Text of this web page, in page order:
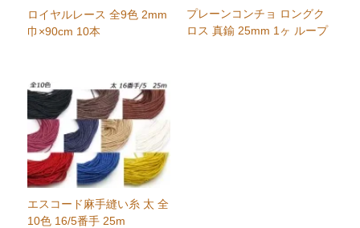
ロイヤルレース 全9色 2mm
巾×90cm 10本
プレーンコンチョ ロングク
ロス 真鍮 25mm 1ヶ ループ
エスコード麻手縫い糸 太 全
10色 16/5番手 25m